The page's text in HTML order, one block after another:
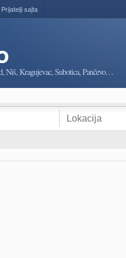
Prijatelji sajta
Niš, Kragujevac, Subotica, Pančevo…